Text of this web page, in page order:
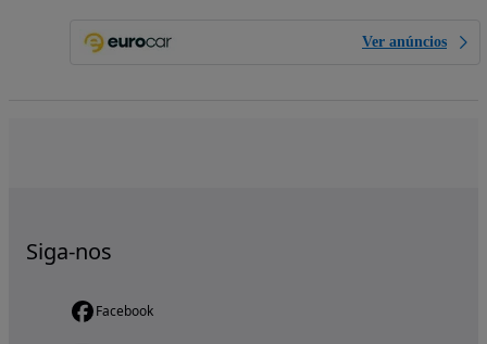
Ver anúncios
Siga-nos
Facebook